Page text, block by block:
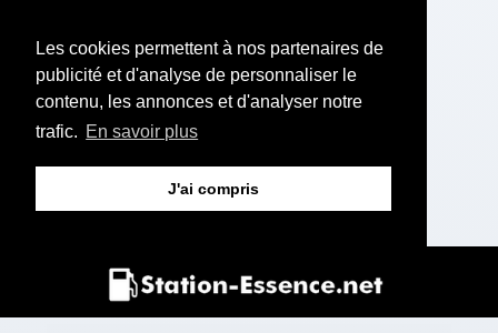
Les cookies permettent à nos partenaires de
publicité et d'analyse de personnaliser le
contenu, les annonces et d'analyser notre
trafic. En savoir plus
J'ai compris